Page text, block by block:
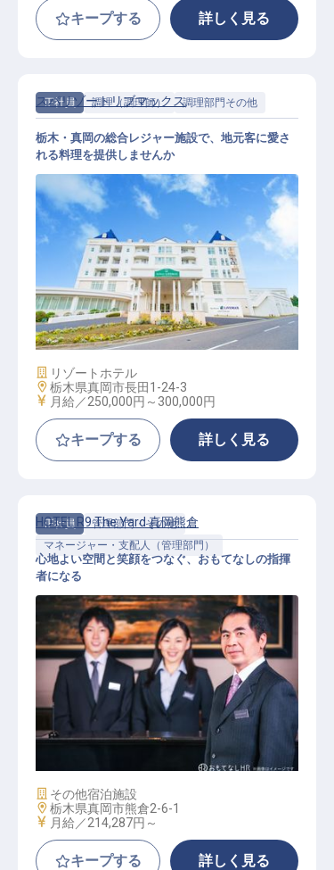
キープする 詳しく見る
正社員 調理（調理師） 調理部門その他
調理スタッフ｜月給27万円～／寮費
2万円控除／経験者優遇／総合レジ
ャー施設
スパリゾートリブマックス
栃木・真岡の総合レジャー施設で、地元客に愛さ
れる料理を提供しませんか
施設業態
リゾートホテル
勤務地
栃木県真岡市長田1-24-3
給与
月給／250,000円～ 300,000円
キープする 詳しく見る
正社員
管理部門・その他
マネージャー・支配人（管理部門）
【HOTEL R9 The Yard 真岡熊倉】運
営マネージャー
HOTEL R9 The Yard 真岡熊倉
心地よい空間と笑顔をつなぐ、おもてなしの指揮
者になる
施設業態
その他宿泊施設
勤務地
栃木県真岡市熊倉2-6-1
給与
月給／214,287円～
キープする 詳しく見る